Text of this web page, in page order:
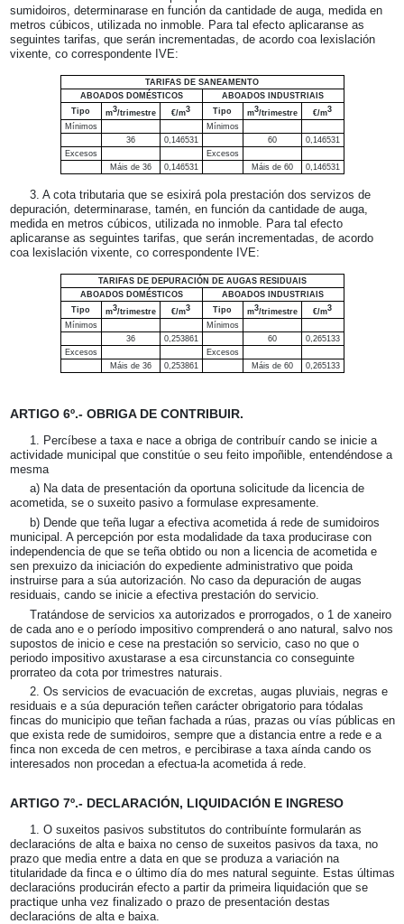
sumidoiros, determinarase en función da cantidade de auga, medida en
metros cúbicos, utilizada no inmoble. Para tal efecto aplicaranse as
seguintes tarifas, que serán incrementadas, de acordo coa lexislación
vixente, co correspondente IVE:
TARIFAS DE SANEAMENTO
ABOADOS DOMÉSTICOS
ABOADOS INDUSTRIAIS
Tipo
m3/trimestre €/m3 Tipo m3/trimestre €/m3
Mínimos
Mínimos
36
0,146531 60
0,146531
Excesos
Excesos
Máis de 36
0,146531 Máis de 60 0,146531
3. A cota tributaria que se esixirá pola prestación dos servizos de
depuración, determinarase, tamén, en función da cantidade de auga,
medida en metros cúbicos, utilizada no inmoble. Para tal efecto
aplicaranse as seguintes tarifas, que serán incrementadas, de acordo
coa lexislación vixente, co correspondente IVE:
TARIFAS DE DEPURACIÓN DE AUGAS RESIDUAIS
ABOADOS DOMÉSTICOS
ABOADOS INDUSTRIAIS
Tipo
m3/trimestre €/m3 Tipo m3/trimestre €/m3
Mínimos
Mínimos
36
0,253861 60
0,265133
Excesos
Excesos
Máis de 36
0,253861 Máis de 60 0,265133
ARTIGO 6º.- OBRIGA DE CONTRIBUIR.
1. Percíbese a taxa e nace a obriga de contribuír cando se inicie a
actividade municipal que constitúe o seu feito impoñible, entendéndose a
mesma
a) Na data de presentación da oportuna solicitude da licencia de
acometida, se o suxeito pasivo a formulase expresamente.
b) Dende que teña lugar a efectiva acometida á rede de sumidoiros
municipal. A percepción por esta modalidade da taxa producirase con
independencia de que se teña obtido ou non a licencia de acometida e
sen prexuizo da iniciación do expediente administrativo que poida
instruirse para a súa autorización. No caso da depuración de augas
residuais, cando se inicie a efectiva prestación do servicio.
Tratándose de servicios xa autorizados e prorrogados, o 1 de xaneiro
de cada ano e o período impositivo comprenderá o ano natural, salvo nos
supostos de inicio e cese na prestación so servicio, caso no que o
periodo impositivo axustarase a esa circunstancia co conseguinte
prorrateo da cota por trimestres naturais.
2. Os servicios de evacuación de excretas, augas pluviais, negras e
residuais e a súa depuración teñen carácter obrigatorio para tódalas
fincas do municipio que teñan fachada a rúas, prazas ou vías públicas en
que exista rede de sumidoiros, sempre que a distancia entre a rede e a
finca non exceda de cen metros, e percibirase a taxa aínda cando os
interesados non procedan a efectua-la acometida á rede.
ARTIGO 7º.- DECLARACIÓN, LIQUIDACIÓN E INGRESO
1. O suxeitos pasivos substitutos do contribuínte formularán as
declaracións de alta e baixa no censo de suxeitos pasivos da taxa, no
prazo que media entre a data en que se produza a variación na
titularidade da finca e o último día do mes natural seguinte. Estas últimas
declaracións producirán efecto a partir da primeira liquidación que se
practique unha vez finalizado o prazo de presentación destas
declaracións de alta e baixa.